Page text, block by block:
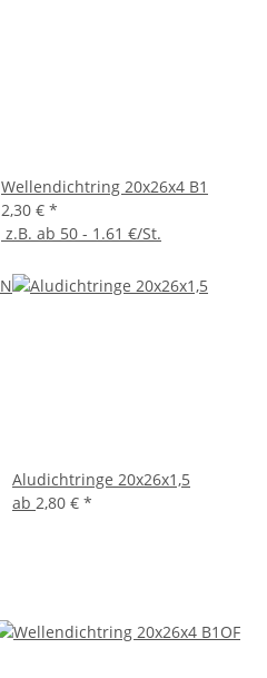
Wellendichtring 20x26x4 B1
2,30 € *
z.B. ab 50 - 1.61 €/St.
Aludichtringe 20x26x1,5
ab 2,80 € *